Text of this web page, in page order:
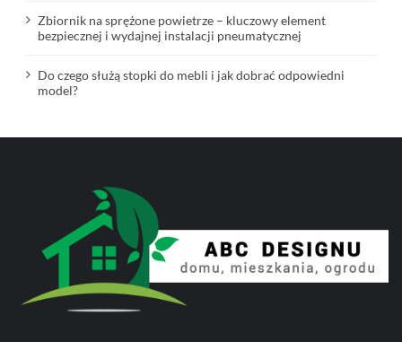
Zbiornik na sprężone powietrze – kluczowy element
bezpiecznej i wydajnej instalacji pneumatycznej
Do czego służą stopki do mebli i jak dobrać odpowiedni
model?